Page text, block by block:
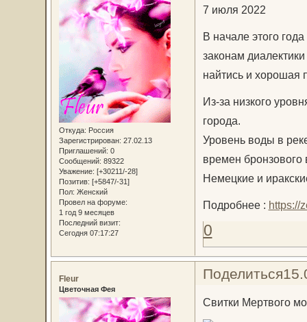
Откуда: Россия
Зарегистрирован: 27.02.13
Приглашений: 0
Сообщений: 89322
Уважение: [+30211/-28]
Позитив: [+5847/-31]
Пол: Женский
Провел на форуме:
1 год 9 месяцев
Последний визит:
Сегодня 07:17:27
7 июля 2022
В начале этого
законам
найтись и хорошая
Из-за низкого
города.
Уровень воды в
времен бронзового
Немецкие и
Подробнее : https://
0
Поделиться
Fleur
Цветочная Фея
Свитки Мертвого